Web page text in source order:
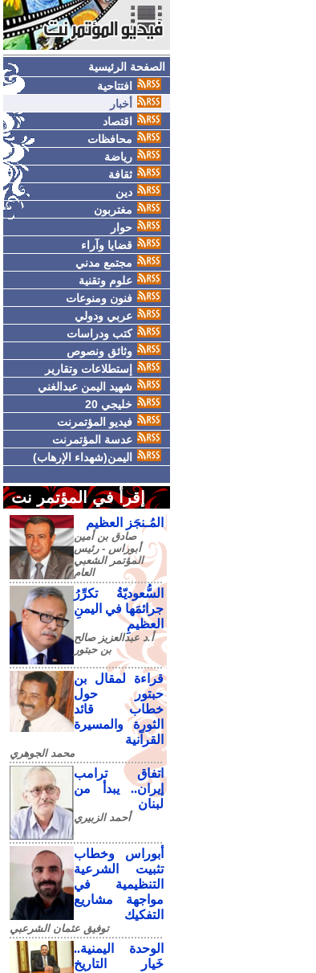
الصفحة الرئيسية
افتتاحية
أخبار
اقتصاد
محافظات
رياضة
ثقافة
دين
مغتربون
حوار
قضايا وآراء
مجتمع مدني
علوم وتقنية
فنون ومنوعات
عربي ودولي
كتب ودراسات
وثائق ونصوص
إستطلاعات وتقارير
شهيد اليمن عبدالغني
خليجي 20
فيديو المؤتمرنت
عدسة المؤتمرنت
اليمن(شهداء الإرهاب)
إقرأ في المؤتمر نت
المُـنجَز العظيم
صادق‮ ‬بن‮ ‬أمين‮
‬أبوراس - رئيس‮
‬المؤتمر‮ ‬الشعبي‮
‬العام
السُّعوديّةُ تكرِّرُ
جرائمَها في اليمنِ
العظيمِ
أ.د عبدالعزيز صالح
بن حبتور
قراءة لمقال بن
حبتور حول
خطاب قائد
الثورة والمسيرة
القرآنية
محمد الجوهري
اتفاق ترامب
إيران.. يبدأ من
لبنان
أحمد الزبيري
أبوراس وخطاب
تثبيت الشرعية
التنظيمية في
مواجهة مشاريع
التفكيك
توفيق عثمان الشرعبي
الوحدة اليمنية..
خَيار التاريخ